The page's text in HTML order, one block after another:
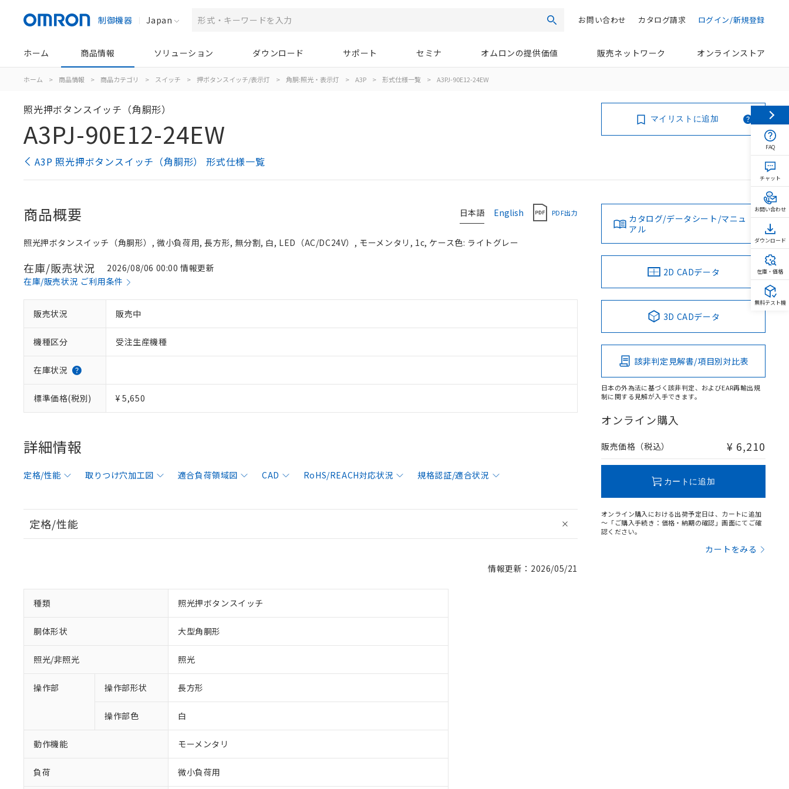
制御機器 Japan 検索 ログイン/新規登録
カタログ請求
お問い合わせ
ホーム 商品情報 ソリューション ダウンロード サポート セミナ オムロンの提供価値 販売ネットワーク オンラインストア
ホーム > 商品情報 > 商品カテゴリ > スイッチ > 押ボタンスイッチ/表示灯 > 角胴:照光・表示灯 > A3P > 形式仕様一覧 > A3PJ-90E12-24EW
照光押ボタンスイッチ（角胴形）
A3PJ-90E12-24EW
A3P 照光押ボタンスイッチ（角胴形） 形式仕様一覧
マイリストに追加
日本語 English PDF出力
商品概要
照光押ボタンスイッチ（角胴形）, 微小負荷用, 長方形, 無分割, 白, LED（AC/DC24V）, モーメンタリ, 1c, ケース色: ライトグレー
在庫/販売状況
2026/08/06 00:00 情報更新
在庫/販売状況 ご利用条件
販売状況 販売中
機種区分 受注生産機種
在庫状況
標準価格(税別) ¥ 5,650
詳細情報
定格/性能 取りつけ穴加工図 適合負荷領域図 CAD RoHS/REACH対応状況 規格認証/適合状況
定格/性能
情報更新：2026/05/21
種類 照光押ボタンスイッチ
胴体形状 大型角胴形
照光/非照光 照光
操作部 操作部形状 長方形
操作部色 白
動作機能 モーメンタリ
負荷 微小負荷用
カタログ/データシート/マニュ
アル
2D CADデータ
3D CADデータ
該非判定見解書/項目別対比表
日本の外為法に基づく該非判定、およびEAR再輸出規
制に関する見解が入手できます。
オンライン購入
販売価格（税込） ¥ 6,210
カートに追加
オンライン購入における出荷予定日は、カートに追加
～「ご購入手続き：価格・納期の確認」画面にてご確
認ください。
カートをみる
FAQ
チャット
お問い合わせ
ダウンロード
在庫・価格
無料テスト機